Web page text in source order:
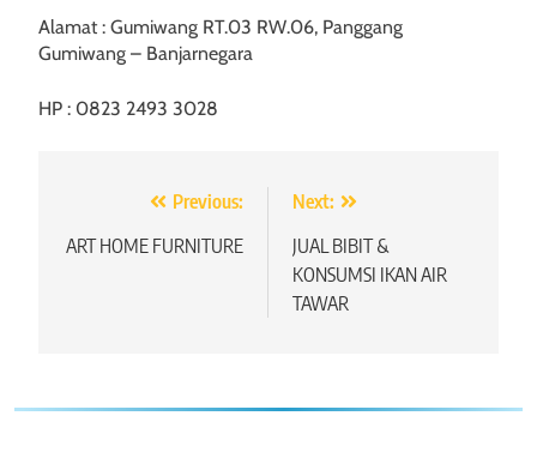
Alamat : Gumiwang RT.03 RW.06, Panggang
Gumiwang – Banjarnegara
HP : 0823 2493 3028
Navigasi
pos
Previous:
ART HOME FURNITURE
Next:
JUAL BIBIT &
KONSUMSI IKAN AIR
TAWAR